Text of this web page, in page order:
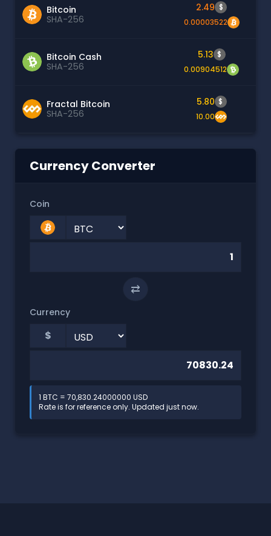
Bitcoin
SHA-256
2.49 $
0.00003522
Bitcoin Cash
SHA-256
5.13 $
0.00904512
Fractal Bitcoin
SHA-256
5.80 $
10.00
Currency Converter
Coin
⇄
Currency
$
1 BTC = 70,830.24000000 USD
Rate is for reference only. Updated just now.